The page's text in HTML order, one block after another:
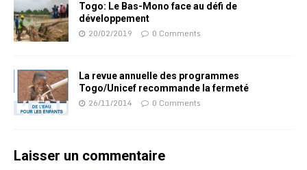
Togo: Le Bas-Mono face au défi de
développement
20/02/2019 0 Comments
La revue annuelle des programmes
Togo/Unicef recommande la fermeté
26/11/2014 0 Comments
Laisser un commentaire